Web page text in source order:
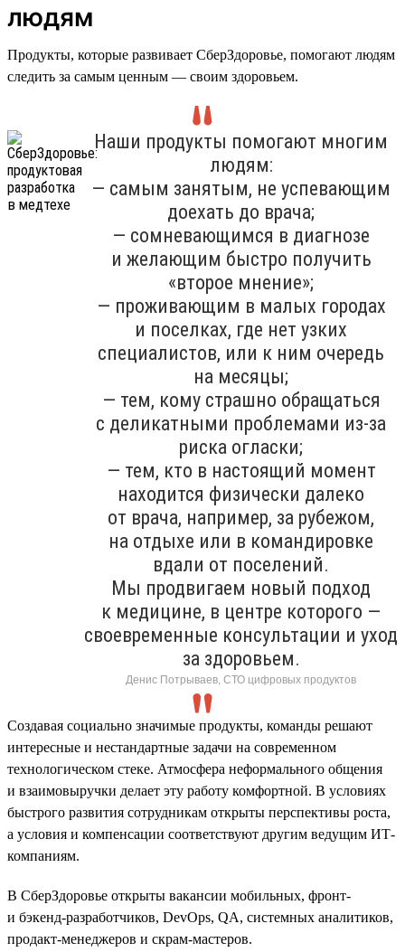
людям
Продукты, которые развивает СберЗдоровье, помогают людям
следить за самым ценным — своим здоровьем.
Наши продукты помогают многим
людям:
— самым занятым, не успевающим
доехать до врача;
— сомневающимся в диагнозе
и желающим быстро получить
«второе мнение»;
— проживающим в малых городах
и поселках, где нет узких
специалистов, или к ним очередь
на месяцы;
— тем, кому страшно обращаться
с деликатными проблемами из-за
риска огласки;
— тем, кто в настоящий момент
находится физически далеко
от врача, например, за рубежом,
на отдыхе или в командировке
вдали от поселений.
Мы продвигаем новый подход
к медицине, в центре которого —
своевременные консультации и уход
за здоровьем.
Денис Потрываев, СТО цифровых продуктов
Создавая социально значимые продукты, команды решают
интересные и нестандартные задачи на современном
технологическом стеке. Атмосфера неформального общения
и взаимовыручки делает эту работу комфортной. В условиях
быстрого развития сотрудникам открыты перспективы роста,
а условия и компенсации соответствуют другим ведущим ИТ-
компаниям.
В СберЗдоровье открыты вакансии мобильных, фронт-
и бэкенд-разработчиков, DevOps, QA, системных аналитиков,
продакт-менеджеров и скрам-мастеров.